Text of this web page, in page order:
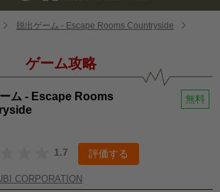
脱出ゲーム - Escape Rooms Countryside
ゲーム攻略
ム - Escape Rooms
無料
1.7 評価する
CORPORATION